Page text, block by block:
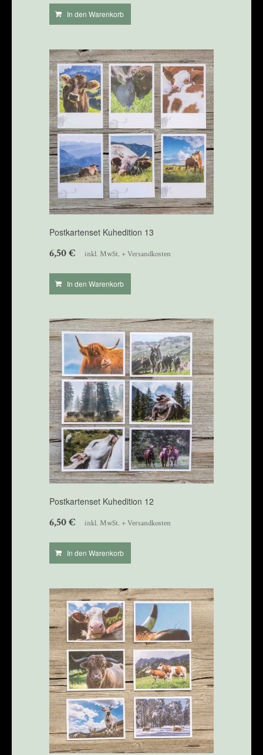
In den Warenkorb
Postkartenset Kuhedition 13
6,50€ inkl. MwSt. + Versandkosten
In den Warenkorb
Postkartenset Kuhedition 12
6,50€ inkl. MwSt. + Versandkosten
In den Warenkorb